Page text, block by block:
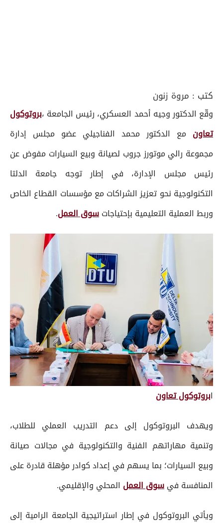
كتب : مروة زنون
وقّع الدكتور وجيه أحمد العسكري، رئيس الجامعة ،بروتوكول
تعاون مع الدكتور محمد الفناجيلي عضو مجلس إدارة
مجموعة رالي موتورز جروب لصيانة وبيع السيارات مفوض عن
رئيس مجلس الإدارة، في إطار توجه جامعة الدلتا
التكنولوجية نحو تعزيز الشراكات مع مؤسسات القطاع الخاص
وربط العملية التعليمية بإحتياجاتسوق العمل.
ابروتوكول تعاون
ويهدف البروتوكول إلى دعم التدريب العملي للطلاب،
وتنمية مهاراتهم الفنية والتكنولوجية في مجالات صيانة
وبيع السيارات؛ بما يسهم في إعداد كوادر مؤهلة قادرة على
المنافسة فيسوق العمل المحلي والإقليمي.
ويأتي البروتوكول في إطار استراتيجية الجامعة الرامية إلى